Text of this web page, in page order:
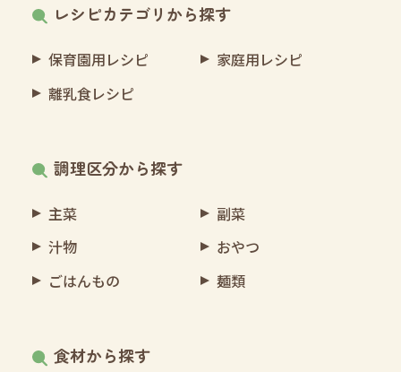
レシピカテゴリから探す
保育園用レシピ
家庭用レシピ
離乳食レシピ
調理区分から探す
主菜
副菜
汁物
おやつ
ごはんもの
麺類
食材から探す